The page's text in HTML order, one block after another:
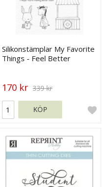
Silikonstämplar My Favorite
Things - Feel Better
170 kr 339 kr
KÖP